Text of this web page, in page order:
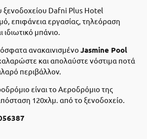
Dafni Plus Hotel
επιφάνεια εργασίας, τηλεόραση
ιδιωτικό μπάνιο.
ανακαινισμένο Jasmine Pool
και απολαύστε νόστιμα ποτά
περιβάλλον.
είναι το Αεροδρόμιο της
120χλμ. από το ξενοδοχείο.